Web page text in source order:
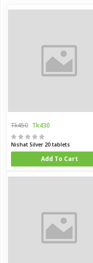
Tk450 Tk430
Nishat Silver 20 tablets
Add To Cart